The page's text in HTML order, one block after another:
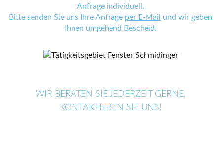
Anfrage individuell.
Bitte senden Sie uns Ihre Anfrage per E-Mail
und wir geben
Ihnen umgehend Bescheid.
WIR BERATEN SIE JEDERZEIT GERNE.
KONTAKTIEREN SIE UNS!